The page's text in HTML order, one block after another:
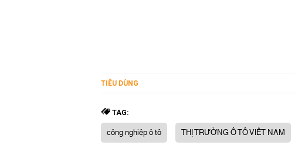
TIÊU DÙNG
TAG:
công nghiệp ô tô THỊ TRƯỜNG Ô TÔ VIỆT NAM